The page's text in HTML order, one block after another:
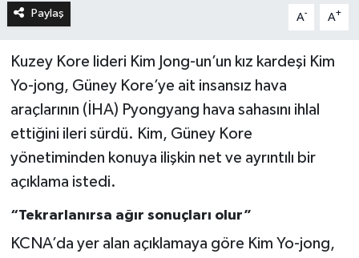
Paylaş A- A+
Kuzey Kore lideri Kim Jong-un’un kız kardeşi Kim
Yo-jong, Güney Kore’ye ait insansız hava
araçlarının (İHA) Pyongyang hava sahasını ihlal
ettiğini ileri sürdü. Kim, Güney Kore
yönetiminden konuya ilişkin net ve ayrıntılı bir
açıklama istedi.
“Tekrarlanırsa ağır sonuçları olur”
KCNA’da yer alan açıklamaya göre Kim Yo-jong,